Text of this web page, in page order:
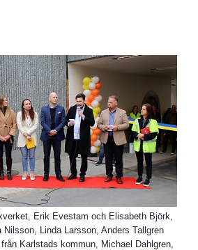
Erik Evestam och Elisabeth Björk,
Nilsson, Linda Larsson, Anders Tallgren
Karlstads kommun, Michael Dahlgren,